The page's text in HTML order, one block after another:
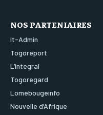
NOS PARTENIAIRES
It-Admin
Togoreport
L’integral
Togoregard
Lomebougeinfo
Nouvelle d’Afrique